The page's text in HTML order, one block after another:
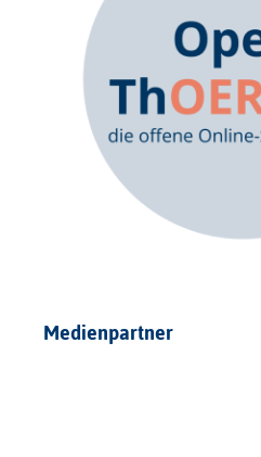
Medienpartner